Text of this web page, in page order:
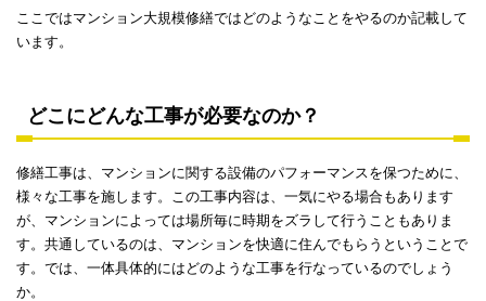
ここではマンション大規模修繕ではどのようなことをやるのか記載して
います。
どこにどんな工事が必要なのか？
修繕工事は、マンションに関する設備のパフォーマンスを保つために、
様々な工事を施します。この工事内容は、一気にやる場合もあります
が、マンションによっては場所毎に時期をズラして行うこともありま
す。共通しているのは、マンションを快適に住んでもらうということで
す。では、一体具体的にはどのような工事を行なっているのでしょう
か。